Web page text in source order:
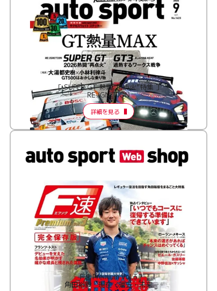
［ SUPER GT 熱闘“再点火”特集 ］
RE:IGNITION
詳細を見る
F速 Premium Vol.3
角田裕毅 現在・過去・未来